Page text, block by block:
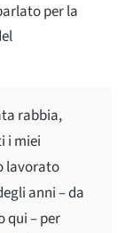
per la
rabbia,
i miei
lavorato
anni – da
qui – per